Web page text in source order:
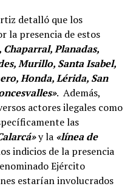
detalló que los
la presencia de estos
Chaparral, Planadas,
Murillo, Santa Isabel,
Honda, Lérida, San
. Además,
actores ilegales como
las
y la«línea de
indicios de la presencia
Ejército
estarían involucrados